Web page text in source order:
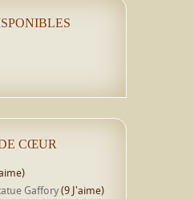
CŒUR
Gaffory(9 J'aime)